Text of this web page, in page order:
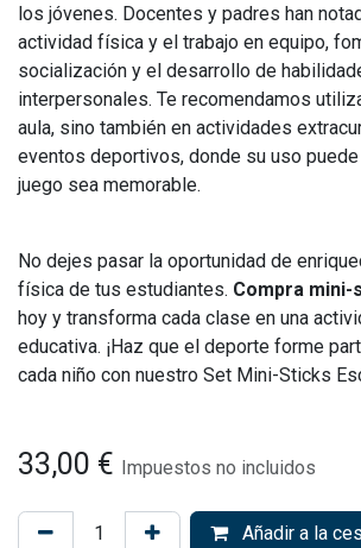
los jóvenes. Docentes y padres han
actividad física y el trabajo en equipo,
socialización y el desarrollo de
interpersonales. Te recomendamos
aula, sino también en actividades
eventos deportivos, donde su uso puede
juego sea memorable.
No dejes pasar la oportunidad de
física de tus estudiantes. Compra
hoy y transforma cada clase en una
educativa. ¡Haz que el deporte forme
cada niño con nuestro Set Mini-Sticks
33,00 € Impuestos no incluidos
Añadir a la